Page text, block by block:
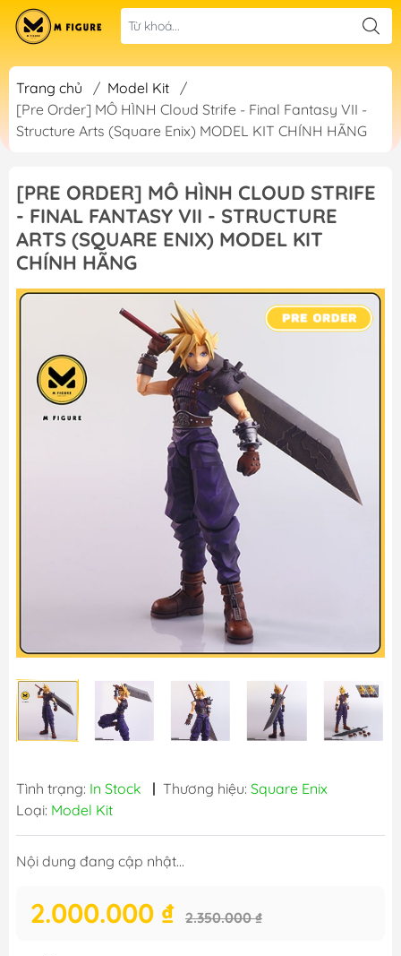
Trang chủ / Model Kit
/
[Pre Order] MÔ HÌNH Cloud Strife - Final Fantasy VII -
Structure Arts (Square Enix) MODEL KIT CHÍNH HÃNG
[PRE ORDER] MÔ HÌNH CLOUD STRIFE
- FINAL FANTASY VII - STRUCTURE
ARTS (SQUARE ENIX) MODEL KIT
CHÍNH HÃNG
Tình trạng: In Stock | Thương hiệu: Square Enix
Loại: Model Kit
Nội dung đang cập nhật...
2.000.000 ₫ 2.350.000 ₫